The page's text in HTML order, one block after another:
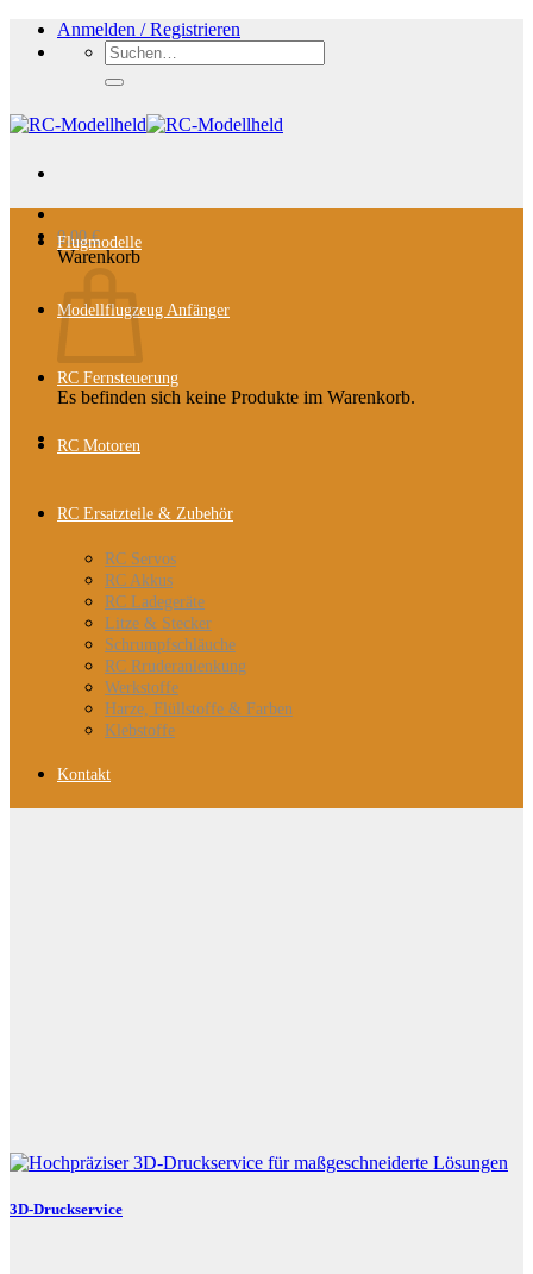
Zum
Inhalt
Anmelden / Registrieren
Suchen
nach:
0,00€
Warenkorb
Es befinden sich keine Produkte im Warenkorb.
Flugmodelle
Modellflugzeug Anfänger
RC Fernsteuerung
RC Motoren
RC Ersatzteile & Zubehör
RC Servos
RC Akkus
RC Ladegeräte
Litze & Stecker
Schrumpfschläuche
RC Rruderanlenkung
Werkstoffe
Harze, Flüllstoffe & Farben
Klebstoffe
Kontakt
3D-Druckservice